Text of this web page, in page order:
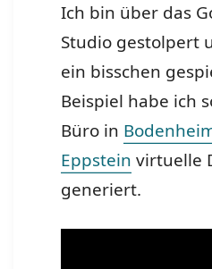
Ich bin über das
Studio gestolpert
ein bisschen
Beispiel habe ich
Büro in
Eppstein virtuelle
generiert.